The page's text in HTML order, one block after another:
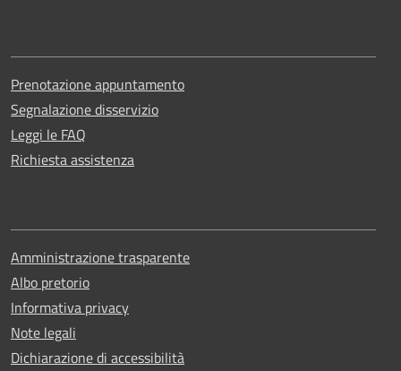
Prenotazione appuntamento
Segnalazione disservizio
Leggi le FAQ
Richiesta assistenza
Amministrazione trasparente
Albo pretorio
Informativa privacy
Note legali
Dichiarazione di accessibilità